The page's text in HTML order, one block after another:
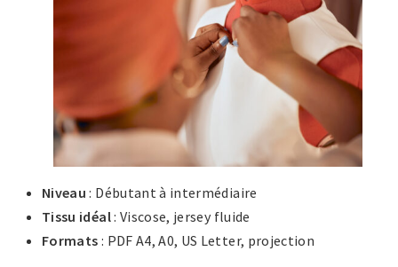
Niveau : Débutant à intermédiaire
Tissu idéal: Viscose, jersey fluide
Formats : PDF A4, A0, US Letter, projection